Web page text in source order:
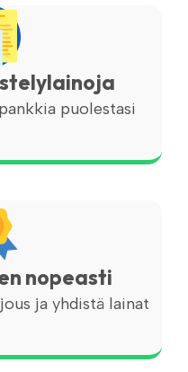
puolestasi
nopeasti
ja yhdistä lainat